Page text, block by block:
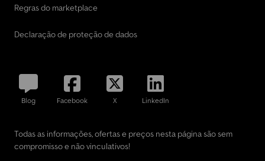
Regras do marketplace
Declaração de proteção de dados
Blog Facebook X LinkedIn
Todas as informações, ofertas e preços nesta página são sem
compromisso e não vinculativos!